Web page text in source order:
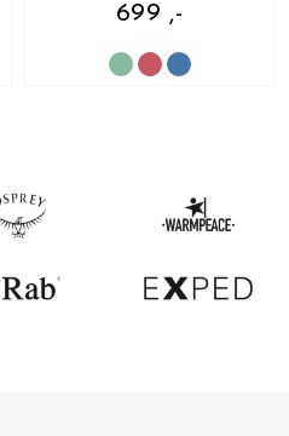
699 ,-